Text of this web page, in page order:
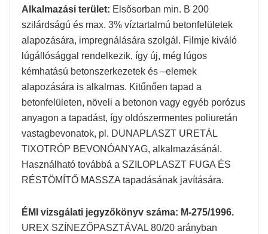
Alkalmazási terület: Elsősorban min. B 200
szilárdságú és max. 3% víztartalmú betonfelületek
alapozására, impregnálására szolgál. Filmje kiváló
lúgállósággal rendelkezik, így új, még lúgos
kémhatású betonszerkezetek és –elemek
alapozására is alkalmas. Kitűnően tapad a
betonfelületen, növeli a betonon vagy egyéb porózus
anyagon a tapadást, így oldószermentes poliuretán
vastagbevonatok, pl. DUNAPLASZT URETÁL
TIXOTRÓP BEVONÓANYAG, alkalmazásánál.
Használható továbbá a SZILOPLASZT FUGA ÉS
RÉSTÖMÍTŐ MASSZA tapadásának javítására.
ÉMI vizsgálati jegyzőkönyv száma: M-275/1996.
UREX SZÍNEZŐPASZTÁVAL 80/20 arányban